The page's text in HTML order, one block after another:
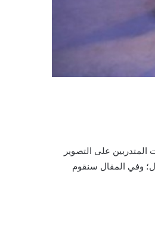
على التصوير
وفي المقال سنقوم